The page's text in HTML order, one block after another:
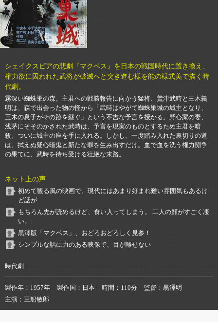
シェイクスピアの悲劇『マクベス』を日本の戦国時代に置き換え、
権力欲に囚われた武将が破滅へと突き進む様を能の様式美で描く時
代劇。
霧深い蜘蛛巣の森。主君への戦勝報告に向かう猛将、鷲津武時と三木義
明は、森で出会った物の怪から「武時はやがて蜘蛛巣城の城主となり、
三木の息子がその跡を継ぐ」という不吉な予言を授かる。野心家の妻、
浅茅にそそのかされた武時は、予言を現実のものとするため主君を暗
殺。ついに城主の座を手に入れる。しかし、一度踏み入れた裏切りの道
は、拭えぬ疑心暗鬼と新たな罪を生み出すだけ。血で血を洗う権力闘争
の果てに、武時を待ち受ける壮絶な末路。
ネット上の声
初めて観る風の映画で、現代にはあまり好まれ難い雰囲気もあるけ
ど話が...
もちろん先が読めるけど、食い入ってしまう。 二人の顔がすごく凄
い。...
黒澤版「マクベス」、おどろおどろしく見参！
シンプルな話に力のある映像で、目が離せない
時代劇
製作年 1957年 製作国 日本 時間 110分 監督
黒澤明
主演
三船敏郎